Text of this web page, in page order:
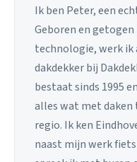
Ik ben Peter, een
Geboren en
technologie, werk ik
dakdekker bij
bestaat sinds 1995
alles wat met daken
regio. Ik ken
naast mijn werk